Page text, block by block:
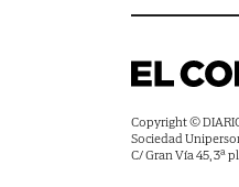
Copyright © DIARIO
Sociedad
C/ Gran Vía 45, 3ª